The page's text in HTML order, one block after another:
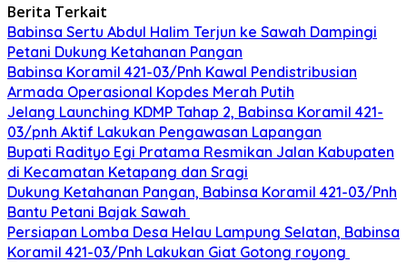
Berita Terkait
Babinsa Sertu Abdul Halim Terjun ke Sawah Dampingi
Petani Dukung Ketahanan Pangan
Babinsa Koramil 421-03/Pnh Kawal Pendistribusian
Armada Operasional Kopdes Merah Putih
Jelang Launching KDMP Tahap 2, Babinsa Koramil 421-
03/pnh Aktif Lakukan Pengawasan Lapangan
Bupati Radityo Egi Pratama Resmikan Jalan Kabupaten
di Kecamatan Ketapang dan Sragi
Dukung Ketahanan Pangan, Babinsa Koramil 421-03/Pnh
Bantu Petani Bajak Sawah
Persiapan Lomba Desa Helau Lampung Selatan, Babinsa
Koramil 421-03/Pnh Lakukan Giat Gotong royong